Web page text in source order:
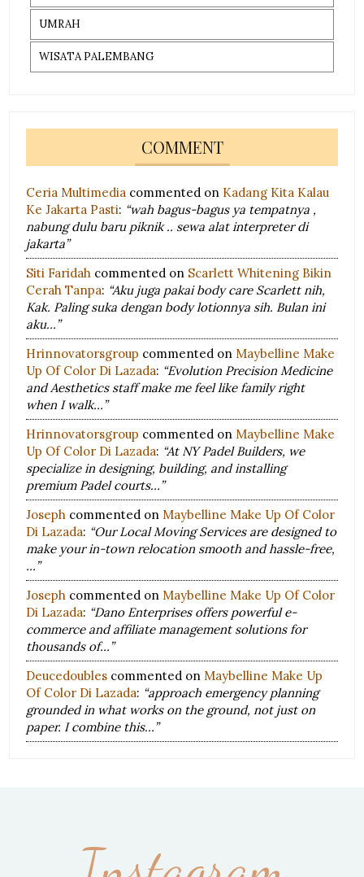
UMRAH
WISATA PALEMBANG
COMMENT
Ceria Multimedia commented on Kadang Kita Kalau
Ke Jakarta Pasti: “wah bagus-bagus ya tempatnya ,
nabung dulu baru piknik .. sewa alat interpreter di
jakarta”
Siti Faridah commented on Scarlett Whitening Bikin
Cerah Tanpa: “Aku juga pakai body care Scarlett nih,
Kak. Paling suka dengan body lotionnya sih. Bulan ini
aku…”
Hrinnovatorsgroup commented on Maybelline Make
Up Of Color Di Lazada: “Evolution Precision Medicine
and Aesthetics staff make me feel like family right
when I walk…”
Hrinnovatorsgroup commented on Maybelline Make
Up Of Color Di Lazada: “At NY Padel Builders, we
specialize in designing, building, and installing
premium Padel courts…”
Joseph commented on Maybelline Make Up Of Color
Di Lazada: “Our Local Moving Services are designed to
make your in-town relocation smooth and hassle-free,
…”
Joseph commented on Maybelline Make Up Of Color
Di Lazada: “Dano Enterprises offers powerful e-
commerce and affiliate management solutions for
thousands of…”
Deucedoubles commented on Maybelline Make Up
Of Color Di Lazada: “approach emergency planning
grounded in what works on the ground, not just on
paper. I combine this…”